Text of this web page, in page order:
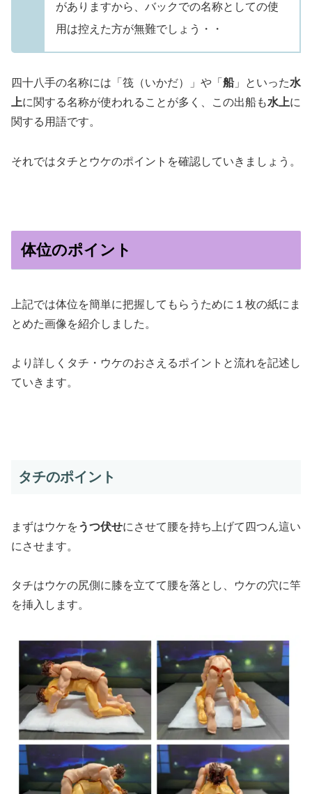
がありますから、バックでの名称としての使
用は控えた方が無難でしょう・・
四十八手の名称には「筏（いかだ）」や「 船」といった水
上に関する名称が使われることが多く、この出船も水上に
関する用語です。
それではタチとウケのポイントを確認していきましょう。
体位のポイント
上記では体位を簡単に把握してもらうために１枚の紙にま
とめた画像を紹介しました。
より詳しくタチ・ウケのおさえるポイントと流れを記述し
ていきます。
タチのポイント
まずはウケをうつ伏せにさせて腰を持ち上げて四つん這い
にさせます。
タチはウケの尻側に膝を立てて腰を落とし、ウケの穴に竿
を挿入します。